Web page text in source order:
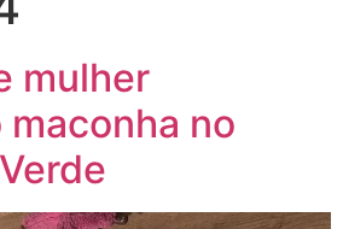
mulher
no